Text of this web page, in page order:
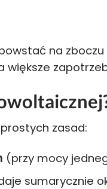
na
większe
zasad:
(przy mocy
sumarycznie